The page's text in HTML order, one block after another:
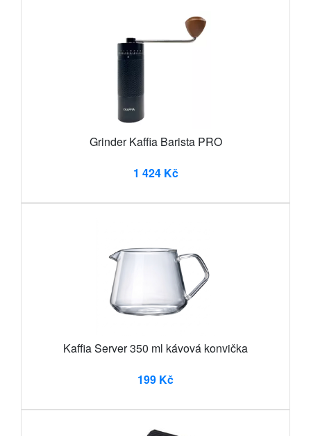
Grinder Kaffia Barista PRO
1 424 Kč
Kaffia Server 350 ml kávová konvička
199 Kč